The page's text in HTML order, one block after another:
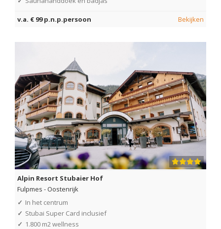
v.a. € 99 p.n.p.persoon Bekijken
Alpin Resort Stubaier Hof
Fulpmes -Oostenrijk
✓ In het centrum
✓ Stubai Super Card inclusief
✓ 1.800 m2 wellness